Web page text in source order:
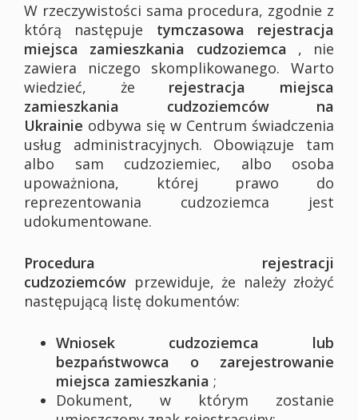
W rzeczywistości sama procedura, zgodnie z
którą następuje tymczasowa rejestracja
miejsca zamieszkania cudzoziemca , nie
zawiera niczego skomplikowanego. Warto
wiedzieć, że rejestracja miejsca
zamieszkania cudzoziemców na
Ukrainie odbywa się w Centrum świadczenia
usług administracyjnych. Obowiązuje tam
albo sam cudzoziemiec, albo osoba
upoważniona, której prawo do
reprezentowania cudzoziemca jest
udokumentowane.
Procedura rejestracji
cudzoziemców przewiduje, że należy złożyć
następującą listę dokumentów:
Wniosek cudzoziemca lub
bezpaństwowca o zarejestrowanie
miejsca zamieszkania ;
Dokument, w którym zostanie